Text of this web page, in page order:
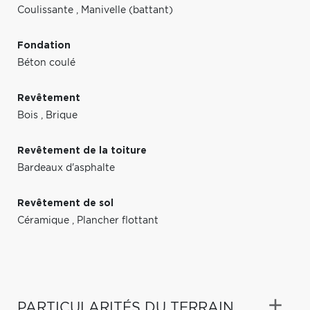
Coulissante , Manivelle (battant)
Fondation
Béton coulé
Revêtement
Bois , Brique
Revêtement de la toiture
Bardeaux d'asphalte
Revêtement de sol
Céramique , Plancher flottant